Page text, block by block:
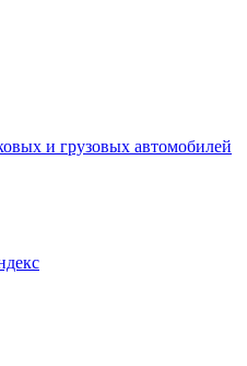
и грузовых автомобилей